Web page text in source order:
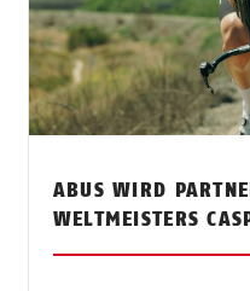
ABUS WIRD
WELTMEISTERS